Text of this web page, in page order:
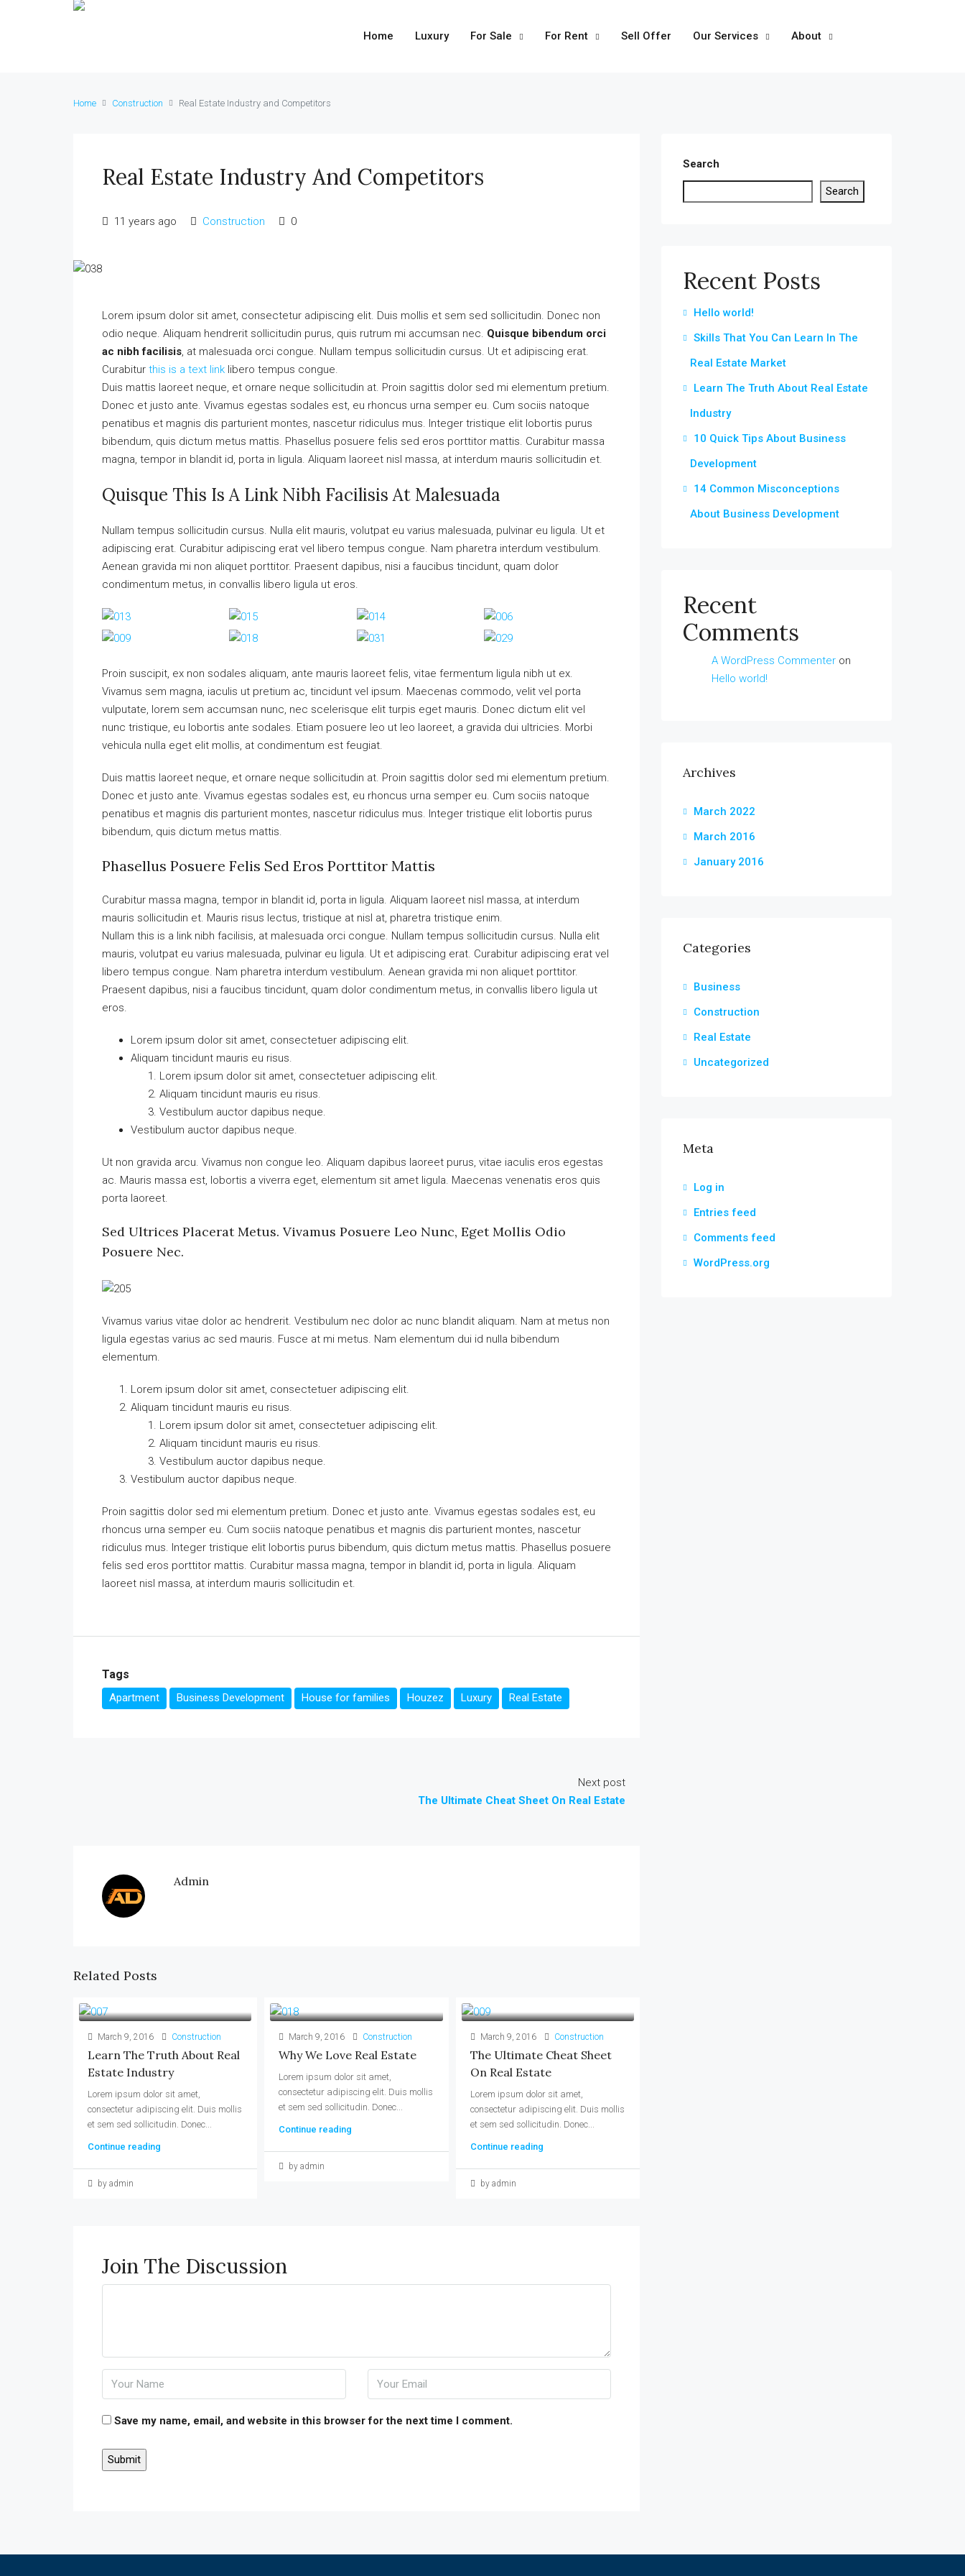
Home Luxury For Sale For Rent Sell Offer Our Services About
Home Construction Real Estate Industry and Competitors
Real Estate Industry And Competitors
11 years ago Construction 0
Lorem ipsum dolor sit amet, consectetur adipiscing elit. Duis mollis et sem sed sollicitudin. Donec non
odio neque. Aliquam hendrerit sollicitudin purus, quis rutrum mi accumsan nec. Quisque bibendum orci
ac nibh facilisis , at malesuada orci congue. Nullam tempus sollicitudin cursus. Ut et adipiscing erat.
Curabitur this is a text link libero tempus congue.
Duis mattis laoreet neque, et ornare neque sollicitudin at. Proin sagittis dolor sed mi elementum pretium.
Donec et justo ante. Vivamus egestas sodales est, eu rhoncus urna semper eu. Cum sociis natoque
penatibus et magnis dis parturient montes, nascetur ridiculus mus. Integer tristique elit lobortis purus
bibendum, quis dictum metus mattis. Phasellus posuere felis sed eros porttitor mattis. Curabitur massa
magna, tempor in blandit id, porta in ligula. Aliquam laoreet nisl massa, at interdum mauris sollicitudin et.
Quisque This Is A Link Nibh Facilisis At Malesuada
Nullam tempus sollicitudin cursus. Nulla elit mauris, volutpat eu varius malesuada, pulvinar eu ligula. Ut et
adipiscing erat. Curabitur adipiscing erat vel libero tempus congue. Nam pharetra interdum vestibulum.
Aenean gravida mi non aliquet porttitor. Praesent dapibus, nisi a faucibus tincidunt, quam dolor
condimentum metus, in convallis libero ligula ut eros.
Proin suscipit, ex non sodales aliquam, ante mauris laoreet felis, vitae fermentum ligula nibh ut ex.
Vivamus sem magna, iaculis ut pretium ac, tincidunt vel ipsum. Maecenas commodo, velit vel porta
vulputate, lorem sem accumsan nunc, nec scelerisque elit turpis eget mauris. Donec dictum elit vel
nunc tristique, eu lobortis ante sodales. Etiam posuere leo ut leo laoreet, a gravida dui ultricies. Morbi
vehicula nulla eget elit mollis, at condimentum est feugiat.
Duis mattis laoreet neque, et ornare neque sollicitudin at. Proin sagittis dolor sed mi elementum pretium.
Donec et justo ante. Vivamus egestas sodales est, eu rhoncus urna semper eu. Cum sociis natoque
penatibus et magnis dis parturient montes, nascetur ridiculus mus. Integer tristique elit lobortis purus
bibendum, quis dictum metus mattis.
Phasellus Posuere Felis Sed Eros Porttitor Mattis
Curabitur massa magna, tempor in blandit id, porta in ligula. Aliquam laoreet nisl massa, at interdum
mauris sollicitudin et. Mauris risus lectus, tristique at nisl at, pharetra tristique enim.
Nullam this is a link nibh facilisis, at malesuada orci congue. Nullam tempus sollicitudin cursus. Nulla elit
mauris, volutpat eu varius malesuada, pulvinar eu ligula. Ut et adipiscing erat. Curabitur adipiscing erat vel
libero tempus congue. Nam pharetra interdum vestibulum. Aenean gravida mi non aliquet porttitor.
Praesent dapibus, nisi a faucibus tincidunt, quam dolor condimentum metus, in convallis libero ligula ut
eros.
Lorem ipsum dolor sit amet, consectetuer adipiscing elit.
Aliquam tincidunt mauris eu risus.
Lorem ipsum dolor sit amet, consectetuer adipiscing elit.
Aliquam tincidunt mauris eu risus.
Vestibulum auctor dapibus neque.
Vestibulum auctor dapibus neque.
Ut non gravida arcu. Vivamus non congue leo. Aliquam dapibus laoreet purus, vitae iaculis eros egestas
ac. Mauris massa est, lobortis a viverra eget, elementum sit amet ligula. Maecenas venenatis eros quis
porta laoreet.
Sed Ultrices Placerat Metus. Vivamus Posuere Leo Nunc, Eget Mollis Odio
Posuere Nec.
Vivamus varius vitae dolor ac hendrerit. Vestibulum nec dolor ac nunc blandit aliquam. Nam at metus non
ligula egestas varius ac sed mauris. Fusce at mi metus. Nam elementum dui id nulla bibendum
elementum.
Lorem ipsum dolor sit amet, consectetuer adipiscing elit.
Aliquam tincidunt mauris eu risus.
Lorem ipsum dolor sit amet, consectetuer adipiscing elit.
Aliquam tincidunt mauris eu risus.
Vestibulum auctor dapibus neque.
Vestibulum auctor dapibus neque.
Proin sagittis dolor sed mi elementum pretium. Donec et justo ante. Vivamus egestas sodales est, eu
rhoncus urna semper eu. Cum sociis natoque penatibus et magnis dis parturient montes, nascetur
ridiculus mus. Integer tristique elit lobortis purus bibendum, quis dictum metus mattis. Phasellus posuere
felis sed eros porttitor mattis. Curabitur massa magna, tempor in blandit id, porta in ligula. Aliquam
laoreet nisl massa, at interdum mauris sollicitudin et.
Tags
Apartment Business Development House for families Houzez Luxury Real Estate
Next post
The Ultimate Cheat Sheet On Real Estate
Admin
Related Posts
March 9, 2016 Construction
Learn The Truth About Real
Estate Industry
Lorem ipsum dolor sit amet,
consectetur adipiscing elit. Duis mollis
et sem sed sollicitudin. Donec...
Continue reading
by admin
March 9, 2016 Construction
Why We Love Real Estate
Lorem ipsum dolor sit amet,
consectetur adipiscing elit. Duis mollis
et sem sed sollicitudin. Donec...
Continue reading
by admin
March 9, 2016 Construction
The Ultimate Cheat Sheet
On Real Estate
Lorem ipsum dolor sit amet,
consectetur adipiscing elit. Duis mollis
et sem sed sollicitudin. Donec...
Continue reading
by admin
Join The Discussion
Save my name, email, and website in this browser for the next time I comment.
Search
Search
Recent Posts
Hello world!
Skills That You Can Learn In The
Real Estate Market
Learn The Truth About Real Estate
Industry
10 Quick Tips About Business
Development
14 Common Misconceptions
About Business Development
Recent
Comments
A WordPress Commenter on
Hello world!
Archives
March 2022
March 2016
January 2016
Categories
Business
Construction
Real Estate
Uncategorized
Meta
Log in
Entries feed
Comments feed
WordPress.org